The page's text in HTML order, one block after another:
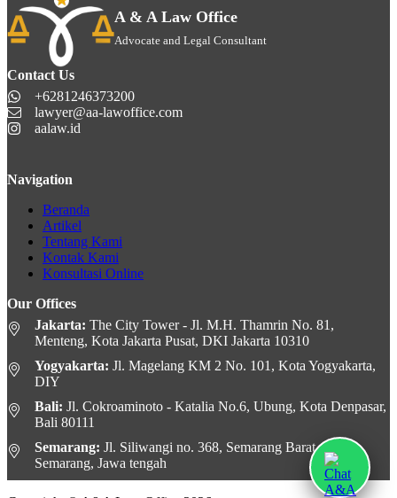
A & A Law Office
Advocate and Legal Consultant
Contact Us
+6281246373200
lawyer@aa-lawoffice.com
aalaw.id
Navigation
Beranda
Artikel
Tentang Kami
Kontak Kami
Konsultasi Online
Our Offices
Jakarta: The City Tower - Jl. M.H. Thamrin No. 81,
Menteng, Kota Jakarta Pusat, DKI Jakarta 10310
Yogyakarta: Jl. Magelang KM 2 No. 101, Kota Yogyakarta,
DIY
Bali: Jl. Cokroaminoto - Katalia No.6, Ubung, Kota Denpasar,
Bali 80111
Semarang: Jl. Siliwangi no. 368, Semarang Barat, Kota
Semarang, Jawa tengah